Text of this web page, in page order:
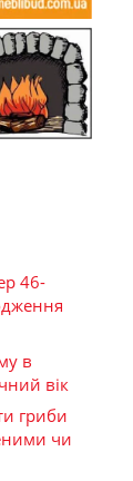
46-
в
вік
гриби
чи